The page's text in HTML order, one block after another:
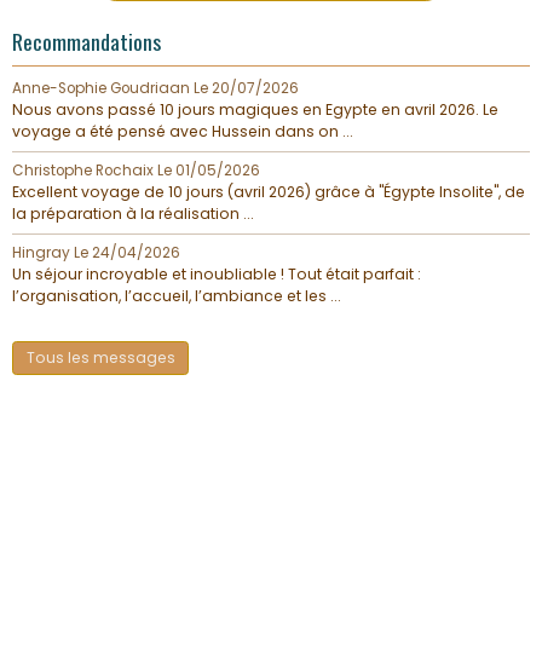
Recommandations
Anne-Sophie Goudriaan Le 20/07/2026
Nous avons passé 10 jours magiques en Egypte en avril 2026. Le
voyage a été pensé avec Hussein dans on ...
Christophe RochaixLe 01/05/2026
Excellent voyage de 10 jours (avril 2026) grâce à "Égypte Insolite", de
la préparation à la réalisation ...
HingrayLe 24/04/2026
Un séjour incroyable et inoubliable ! Tout était parfait :
l’organisation, l’accueil, l’ambiance et les ...
Tous les messages